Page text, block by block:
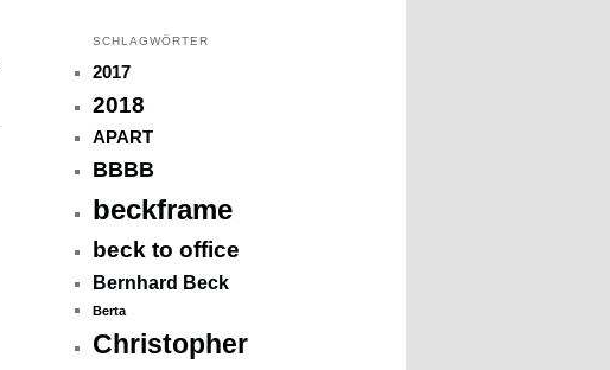
SCHLAGWÖRTER
2017
2018
APART
BBBB
beckframe
beck to office
Bernhard Beck
Berta
Christopher